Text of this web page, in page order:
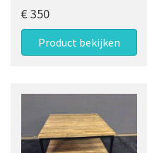
€ 350
Product bekijken